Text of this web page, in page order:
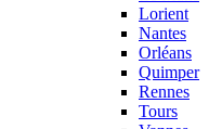
Lorient
Nantes
Orléans
Quimper
Rennes
Tours